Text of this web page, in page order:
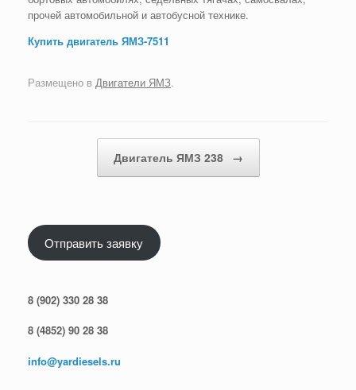
прочей автомобильной и автобусной технике.
Купить двигатель ЯМЗ-7511
Размещено в Двигатели ЯМЗ.
Двигатель ЯМЗ 238 →
Отправить заявку
8 (902) 330 28 38
8 (4852) 90 28 38
info@yardiesels.ru